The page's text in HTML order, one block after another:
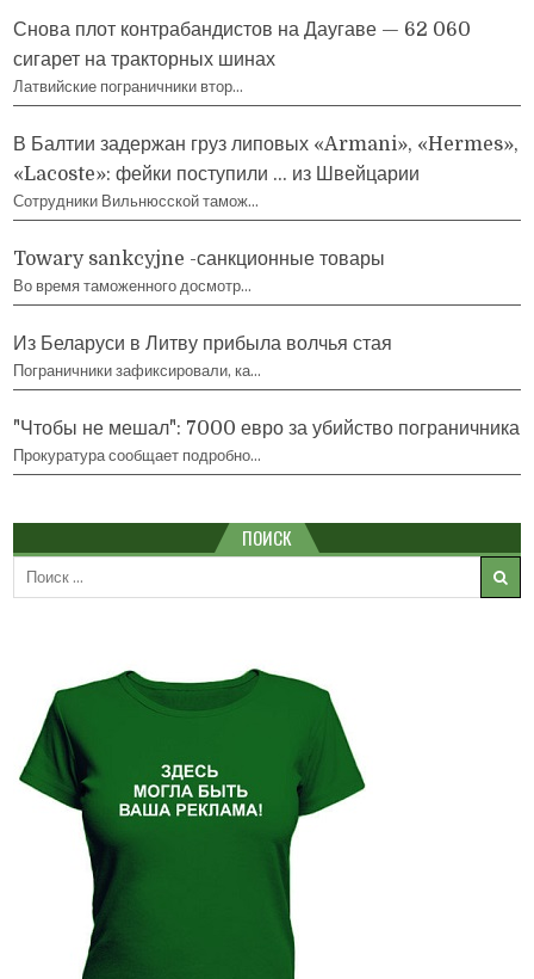
Снова плот контрабандистов на Даугаве — 62 060
сигарет на тракторных шинах
Латвийские пограничники втор…
В Балтии задержан груз липовых «Armani», «Hermes»,
«Lacoste»: фейки поступили … из Швейцарии
Сотрудники Вильнюсской тамож…
Towary sankcyjne -санкционные товары
Во время таможенного досмотр…
Из Беларуси в Литву прибыла волчья стая
Пограничники зафиксировали, ка…
"Чтобы не мешал": 7000 евро за убийство пограничника
Прокуратура сообщает подробно…
ПОИСК
Search